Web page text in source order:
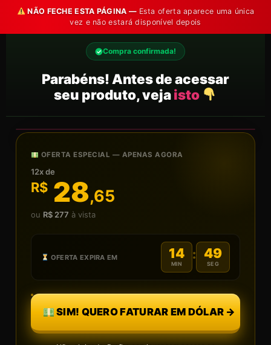
NÃO FECHE ESTA PÁGINA — Esta oferta aparece uma única
vez e não estará disponível depois
Compra confirmada!
Parabéns! Antes de acessar
seu produto, vejaisto
OFERTA ESPECIAL — APENAS AGORA
12x de
R$ 28,65
ou R$ 277 à vista
OFERTA EXPIRA EM 14
MIN
: 49
SEG
SIM! QUERO FATURAR EM DÓLAR →